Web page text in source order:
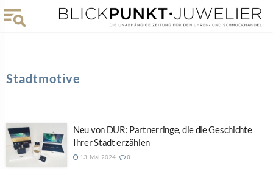
Stadtmotive
Neu von DUR: Partnerringe, die die Geschichte
Ihrer Stadt erzählen
13. Mai 2024 0